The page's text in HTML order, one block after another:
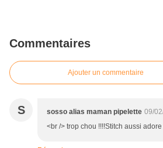
Commentaires
Ajouter un commentaire
S sosso alias maman pipelette 09/
<br /> trop chou !!!!Stitch aussi